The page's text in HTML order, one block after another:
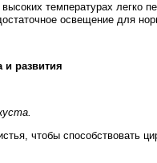
температурах легко
освещение для
и развития
чтобы способствовать